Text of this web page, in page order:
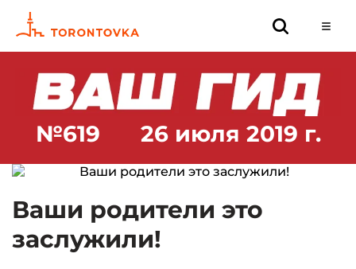
№619 26 июля 2019 г.
Ваши родители это
заслужили!